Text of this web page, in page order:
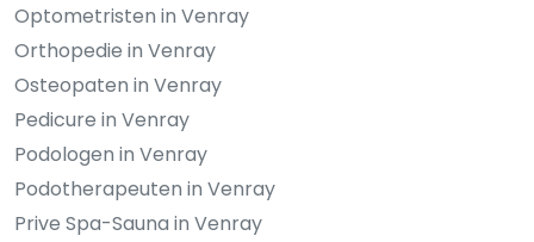
Optometristen in Venray
Orthopedie in Venray
Osteopaten in Venray
Pedicure in Venray
Podologen in Venray
Podotherapeuten in Venray
Prive Spa-Sauna in Venray